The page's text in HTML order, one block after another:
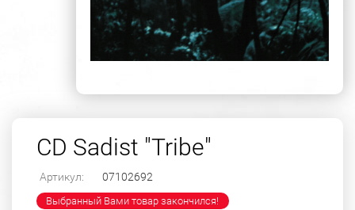
CD Sadist "Tribe"
Артикул: 07102692
Выбранный Вами товар закончился!